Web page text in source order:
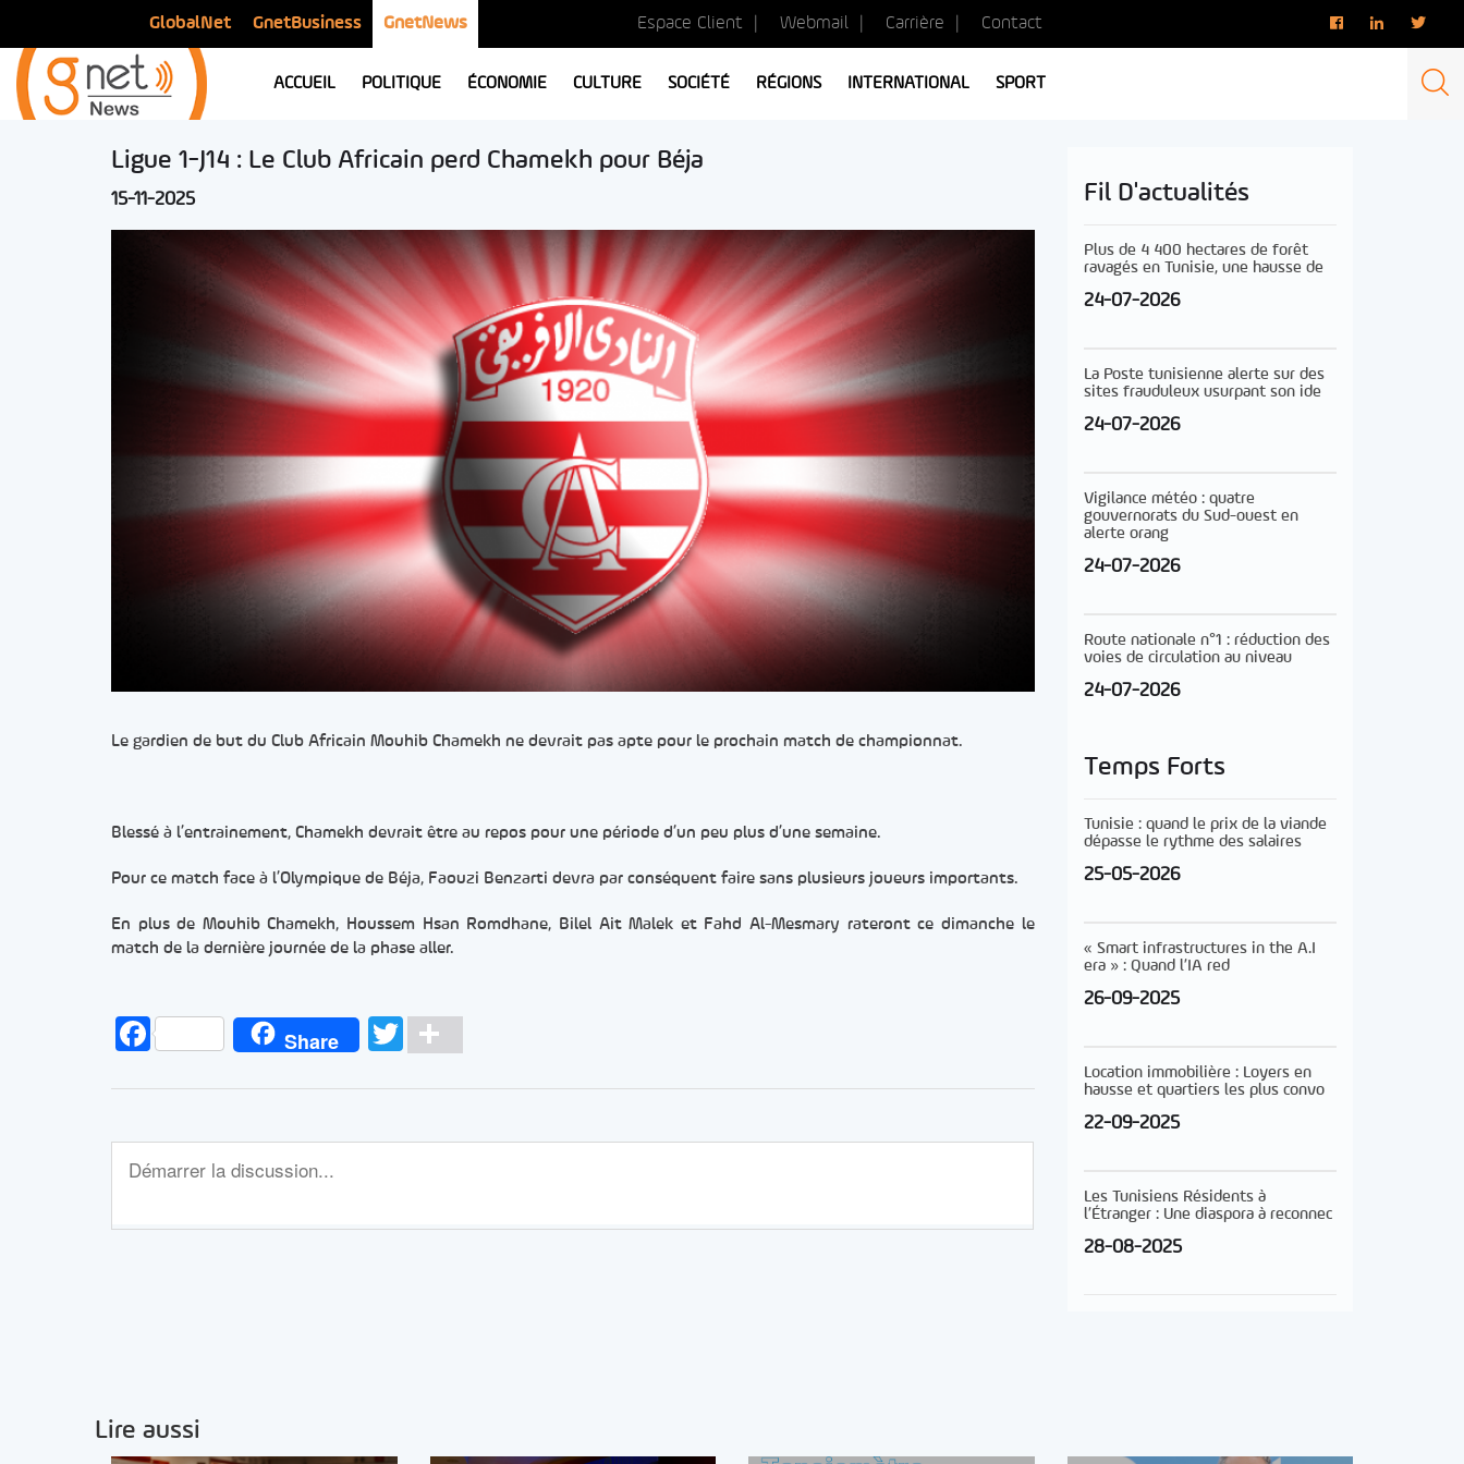
GlobalNet GnetBusiness GnetNews Espace Client Webmail Carrière Contact
ACCUEIL POLITIQUE ÉCONOMIE CULTURE SOCIÉTÉ RÉGIONS INTERNATIONAL SPORT
Ligue 1-J14 : Le Club Africain perd Chamekh pour Béja
15-11-2025
Le gardien de but du Club Africain Mouhib Chamekh ne devrait pas apte pour le prochain match de championnat.
Blessé à l’entrainement, Chamekh devrait être au repos pour une période d’un peu plus d’une semaine.
Pour ce match face à l’Olympique de Béja, Faouzi Benzarti devra par conséquent faire sans plusieurs joueurs importants.
En plus de Mouhib Chamekh, Houssem Hsan Romdhane, Bilel Ait Malek et Fahd Al-Mesmary rateront ce dimanche le
match de la dernière journée de la phase aller.
FacebookShare TwitterPartager
Fil D'actualités
Plus de 4 400 hectares de forêt
ravagés en Tunisie, une hausse de
24-07-2026
La Poste tunisienne alerte sur des
sites frauduleux usurpant son ide
24-07-2026
Vigilance météo : quatre
gouvernorats du Sud-ouest en
alerte orang
24-07-2026
Route nationale n°1 : réduction des
voies de circulation au niveau
24-07-2026
Temps Forts
Tunisie : quand le prix de la viande
dépasse le rythme des salaires
25-05-2026
« Smart infrastructures in the A.I
era » : Quand l’IA red
26-09-2025
Location immobilière : Loyers en
hausse et quartiers les plus convo
22-09-2025
Les Tunisiens Résidents à
l’Étranger : Une diaspora à reconnec
28-08-2025
Lire aussi